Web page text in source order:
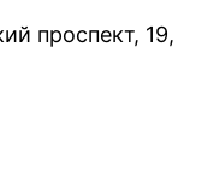
проспект, 19,